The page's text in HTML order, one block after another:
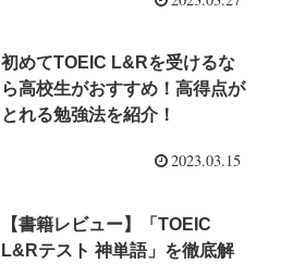
初めてTOEIC L&Rを受けるな
ら高校生がおすすめ！高得点が
とれる勉強法を紹介！
2023.03.15
【書籍レビュー】「TOEIC
L&Rテスト 神単語」を徹底解